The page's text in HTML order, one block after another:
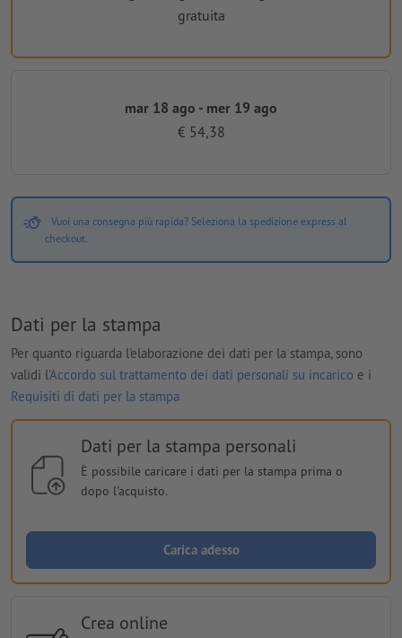
gratuita
mar 18 ago - mer 19 ago
€ 54,38
Vuoi una consegna più rapida? Seleziona la spedizione express al
checkout.
Dati per la stampa
Per quanto riguarda l'elaborazione dei dati per la stampa, sono
validi l'Accordo sul trattamento dei dati personali su incarico e i
Requisiti di dati per la stampa
Dati per la stampa personali
È possibile caricare i dati per la stampa prima o
dopo l'acquisto.
Carica adesso
Crea online